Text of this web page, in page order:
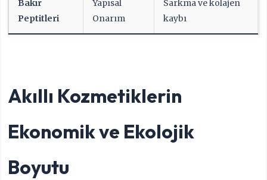
Bakır
Peptitleri
Yapısal
Onarım
Sarkma ve kolajen
kaybı
Akıllı Kozmetiklerin
Ekonomik ve Ekolojik
Boyutu